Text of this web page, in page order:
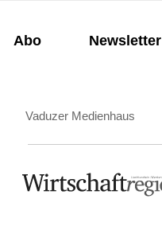
Abo Newsletter
Vaduzer Medienhaus